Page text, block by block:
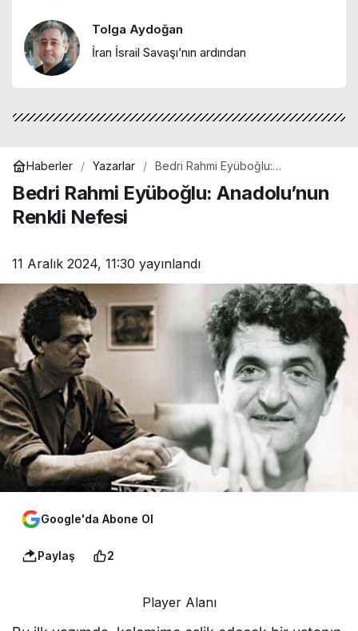
Ebru Bozcuk
"HEY ONBEŞLİ… Kınalı Kuzular"
Tolga Aydoğan
İran İsrail Savaşı’nın ardından
Haberler Yazarlar
Bedri Rahmi Eyüboğlu:
Bedri Rahmi Eyüboğlu: Anadolu’nun
Renkli Nefesi
11 Aralık 2024, 11:30 yayınlandı
Google'da Abone Ol
Paylaş 2
Player Alanı